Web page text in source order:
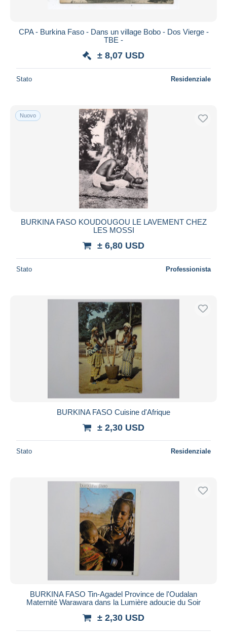
CPA - Burkina Faso - Dans un village Bobo - Dos Vierge -
TBE -
± 8,07 USD
Stato Residenziale
Nuovo
BURKINA FASO KOUDOUGOU LE LAVEMENT CHEZ
LES MOSSI
± 6,80 USD
Stato Professionista
BURKINA FASO Cuisine d'Afrique
± 2,30 USD
Stato Residenziale
BURKINA FASO Tin-Agadel Province de l'Oudalan
Maternité Warawara dans la Lumière adoucie du Soir
± 2,30 USD